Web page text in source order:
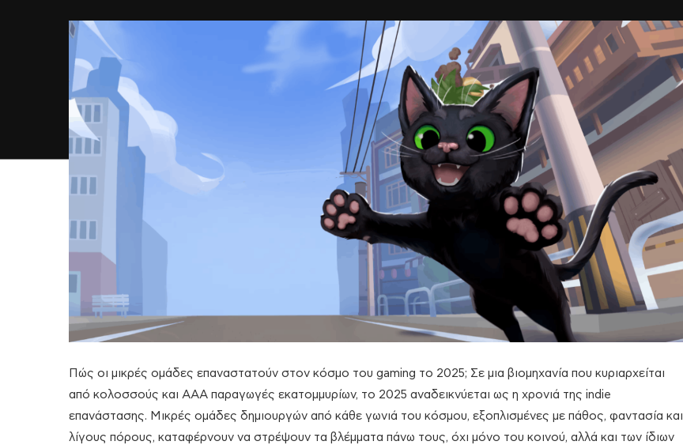
Πώς οι μικρές ομάδες επαναστατούν στον κόσμο του gaming το 2025; Σε μια βιομηχανία που κυριαρχείται
από κολοσσούς και AAA παραγωγές εκατομμυρίων, το 2025 αναδεικνύεται ως η χρονιά της indie
επανάστασης. Μικρές ομάδες δημιουργών από κάθε γωνιά του κόσμου, εξοπλισμένες με πάθος, φαντασία και
λίγους πόρους, καταφέρνουν να στρέψουν τα βλέμματα πάνω τους, όχι μόνο του κοινού, αλλά και των ίδιων